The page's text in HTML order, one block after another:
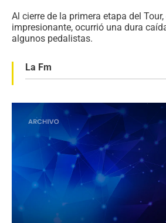
Al cierre de la primera etapa del
impresionante, ocurrió una dura
algunos pedalistas.
La Fm